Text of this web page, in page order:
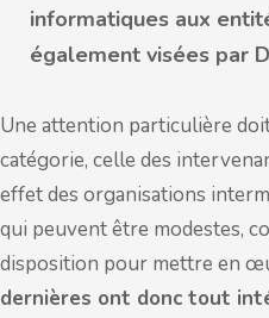
informatiques aux
également visées par
Une attention particulière
catégorie, celle des
effet des organisations
qui peuvent être modestes,
disposition pour mettre en
dernières ont donc tout